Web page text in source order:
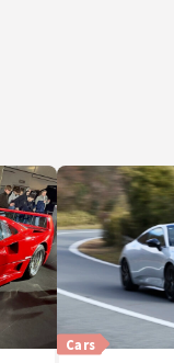
Cars